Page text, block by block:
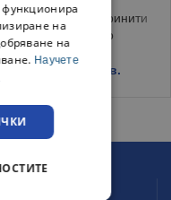
за маса Тринити
120/150 Бордо
€ / 12.62 лв.
функционира
на
на
Научете